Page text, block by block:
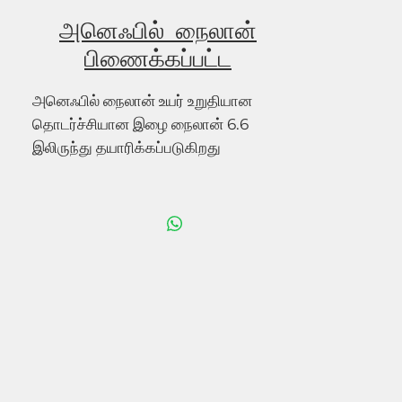
அனெஃபில் நைலான்
பிணைக்கப்பட்ட
அனெஃபில் நைலான் உயர் உறுதியான
தொடர்ச்சியான இழை நைலான் 6.6
இலிருந்து தயாரிக்கப்படுகிறது